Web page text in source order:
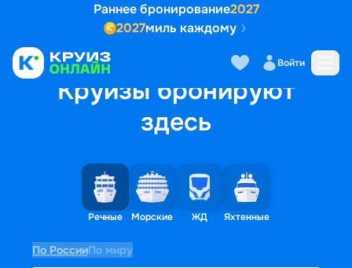
Раннее бронирование2027
2027миль каждому
Войти
Круизы бронируют
здесь
Речные Морские ЖД Яхтенные
По РоссииПо миру